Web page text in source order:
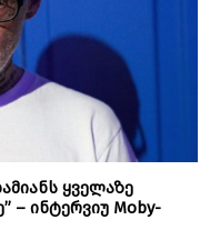
ყველაზე
– ინტერვიუ Moby-